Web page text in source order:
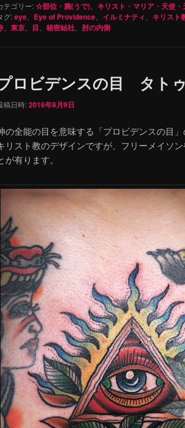
テゴリー:☆部位・腕(うで) キリスト・マリア・天使
グ:eye Eye of Providence イルミナティ キリスト
東京 目 秘密結社 肘の内側
ロビデンスの目 タト
稿日時:2016年8月9日
の全能の目を意味する「プロビデンスの目」
リスト教のデザインですが、フリーメイソ
が有ります。